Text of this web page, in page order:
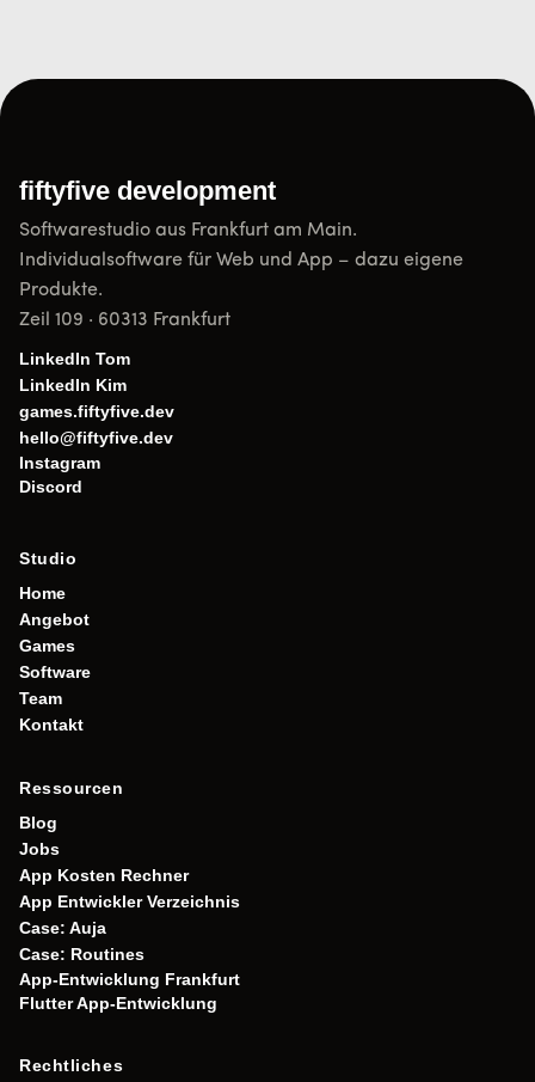
fiftyfive development
Softwarestudio aus Frankfurt am Main.
Individualsoftware für Web und App – dazu eigene
Produkte.
Zeil 109 · 60313 Frankfurt
LinkedIn Tom
LinkedIn Kim
games.fiftyfive.dev
hello@fiftyfive.dev
Instagram
Discord
Studio
Home
Angebot
Games
Software
Team
Kontakt
Ressourcen
Blog
Jobs
App Kosten Rechner
App Entwickler Verzeichnis
Case: Auja
Case: Routines
App-Entwicklung Frankfurt
Flutter App-Entwicklung
Rechtliches